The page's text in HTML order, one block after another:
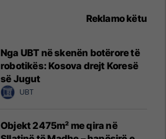
Reklamo këtu
Nga UBT në skenën botërore të
robotikës: Kosova drejt Koresë
së Jugut
UBT
Objekt 2475m² me qira në